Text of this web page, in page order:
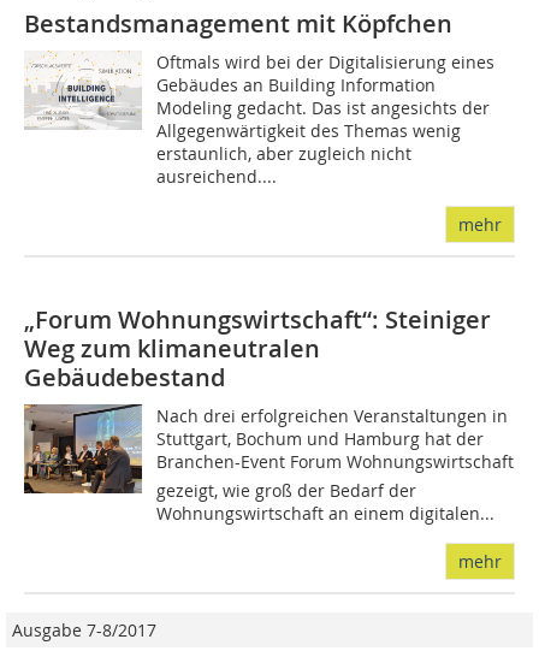
Bestandsmanagement mit Köpfchen
Oftmals wird bei der Digitalisierung eines
Gebäudes an Building Information
Modeling gedacht. Das ist angesichts der
Allgegenwärtigkeit des Themas wenig
erstaunlich, aber zugleich nicht
ausreichend....
mehr
„Forum Wohnungswirtschaft“: Steiniger
Weg zum klimaneutralen
Gebäudebestand
Nach drei erfolgreichen Veranstaltungen in
Stuttgart, Bochum und Hamburg hat der
Branchen-Event Forum Wohnungswirtschaft
gezeigt, wie groß der Bedarf der
Wohnungswirtschaft an einem digitalen...
mehr
Ausgabe 7-8/2017